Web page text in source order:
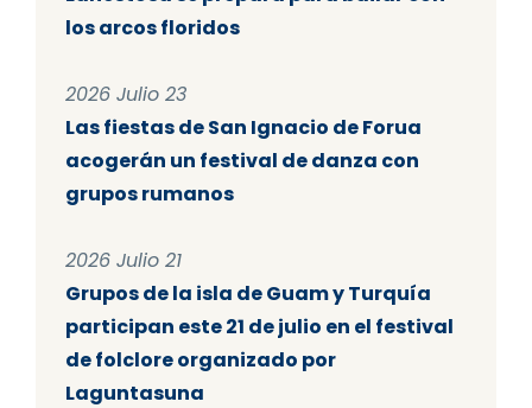
los arcos floridos
2026 Julio 23
Las fiestas de San Ignacio de Forua
acogerán un festival de danza con
grupos rumanos
2026 Julio 21
Grupos de la isla de Guam y Turquía
participan este 21 de julio en el festival
de folclore organizado por
Laguntasuna